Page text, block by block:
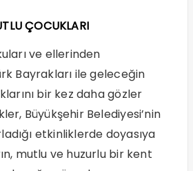
ÇOCUKLARI
ve ellerinden
Bayrakları ile geleceğin
bir kez daha gözler
Büyükşehir Belediyesi’nin
etkinliklerde doyasıya
mutlu ve huzurlu bir kent